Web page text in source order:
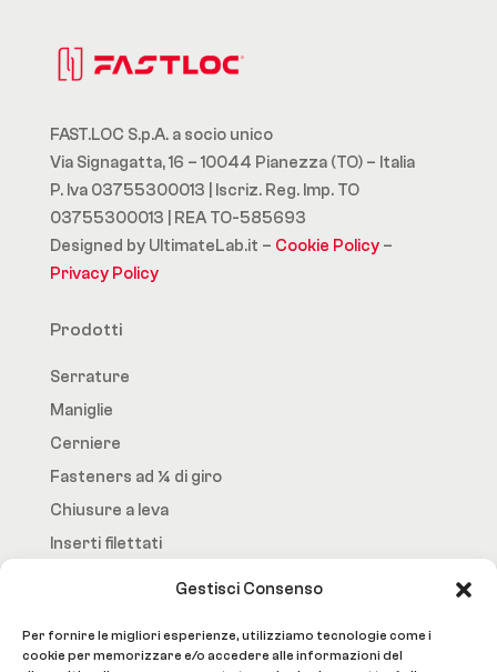
Gestisci Consenso
Per fornire le migliori esperienze, utilizziamo tecnologie come i
cookie per memorizzare e/o accedere alle informazioni del
FAST.LOC S.p.A. a socio unico
Via Signagatta, 16 – 10044 Pianezza (TO) – Italia
P. Iva 03755300013 | Iscriz. Reg. Imp. TO
03755300013 | REA TO-585693
Designed by UltimateLab.it – Cookie Policy–
Privacy Policy
Prodotti
Serrature
Maniglie
Cerniere
Fasteners ad ¼ di giro
Chiusure a leva
Inserti filettati
Home Page